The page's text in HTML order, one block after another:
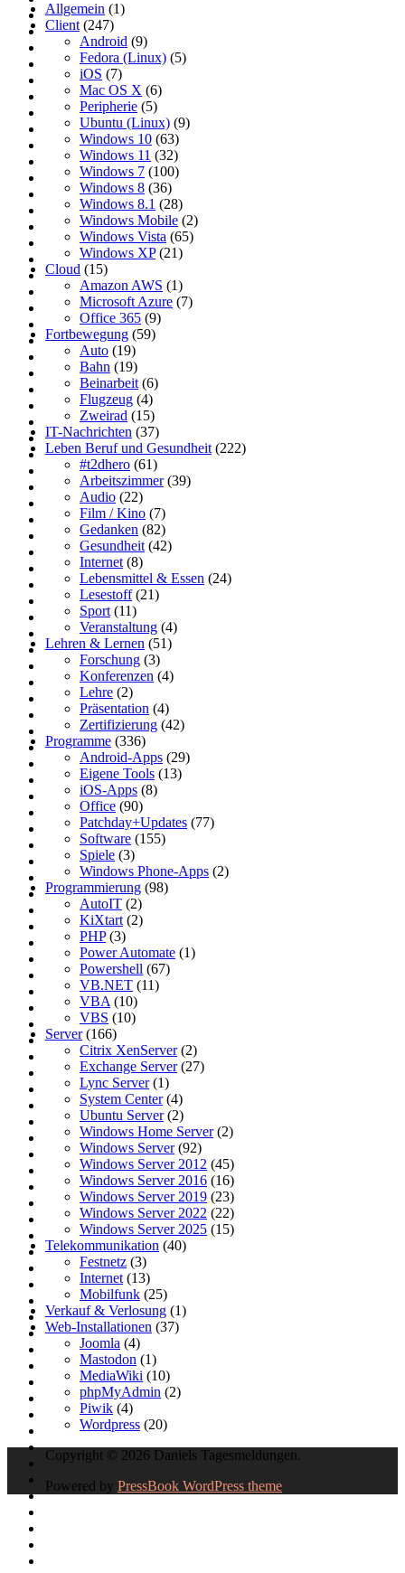
Allgemein (1)
Client (247)
Android (9)
Fedora (Linux) (5)
iOS (7)
Mac OS X (6)
Peripherie (5)
Ubuntu (Linux) (9)
Windows 10 (63)
Windows 11 (32)
Windows 7 (100)
Windows 8 (36)
Windows 8.1 (28)
Windows Mobile (2)
Windows Vista (65)
Windows XP(21)
Cloud (15)
Amazon AWS (1)
Microsoft Azure (7)
Office 365 (9)
Fortbewegung (59)
Auto (19)
Bahn (19)
Beinarbeit (6)
Flugzeug (4)
Zweirad (15)
IT-Nachrichten (37)
Leben Beruf und Gesundheit (222)
#t2dhero (61)
Arbeitszimmer(39)
Audio (22)
Film / Kino (7)
Gedanken (82)
Gesundheit (42)
Internet (8)
Lebensmittel & Essen (24)
Lesestoff(21)
Sport (11)
Veranstaltung (4)
Lehren & Lernen (51)
Forschung (3)
Konferenzen (4)
Lehre (2)
Präsentation (4)
Zertifizierung (42)
Programme (336)
Android-Apps (29)
Eigene Tools (13)
iOS-Apps (8)
Office (90)
Patchday+Updates (77)
Software (155)
Spiele (3)
Windows Phone-Apps (2)
Programmierung (98)
AutoIT (2)
KiXtart (2)
PHP(3)
Power Automate (1)
Powershell (67)
VB.NET (11)
VBA (10)
VBS (10)
Server(166)
Citrix XenServer(2)
Exchange Server(27)
Lync Server(1)
System Center(4)
Ubuntu Server(2)
Windows Home Server(2)
Windows Server(92)
Windows Server 2012 (45)
Windows Server 2016 (16)
Windows Server 2019 (23)
Windows Server 2022 (22)
Windows Server 2025 (15)
Telekommunikation (40)
Festnetz (3)
Internet (13)
Mobilfunk (25)
Verkauf & Verlosung (1)
Web-Installationen (37)
Joomla (4)
Mastodon (1)
MediaWiki (10)
phpMyAdmin (2)
Piwik (4)
Wordpress (20)
Copyright © 2026 Daniels Tagesmeldungen.
Powered by PressBook WordPress theme